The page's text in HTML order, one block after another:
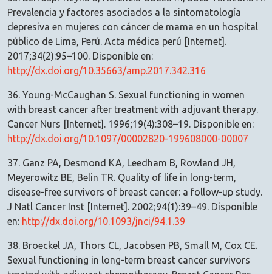
Prevalencia y factores asociados a la sintomatología
depresiva en mujeres con cáncer de mama en un hospital
público de Lima, Perú. Acta médica perú [Internet].
2017;34(2):95–100. Disponible en:
http://dx.doi.org/10.35663/amp.2017.342.316
36. Young-McCaughan S. Sexual functioning in women
with breast cancer after treatment with adjuvant therapy.
Cancer Nurs [Internet]. 1996;19(4):308–19. Disponible en:
http://dx.doi.org/10.1097/00002820-199608000-00007
37. Ganz PA, Desmond KA, Leedham B, Rowland JH,
Meyerowitz BE, Belin TR. Quality of life in long-term,
disease-free survivors of breast cancer: a follow-up study.
J Natl Cancer Inst [Internet]. 2002;94(1):39–49. Disponible
en: http://dx.doi.org/10.1093/jnci/94.1.39
38. Broeckel JA, Thors CL, Jacobsen PB, Small M, Cox CE.
Sexual functioning in long-term breast cancer survivors